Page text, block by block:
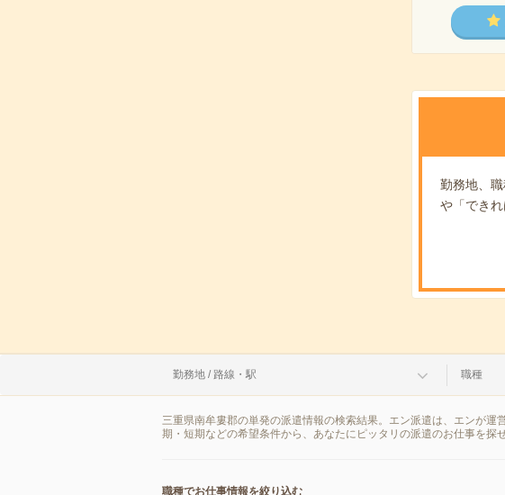
勤務地、職
や「でき
勤務地 / 路線・駅 職種
三重県南牟婁郡の単発の派遣情報の検索結果。エン派遣は、エンが
期・短期などの希望条件から、あなたにピッタリの派遣のお仕事を探せ
職種でお仕事情報を絞り込む